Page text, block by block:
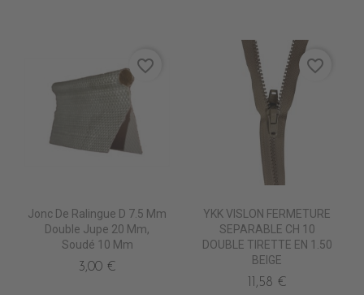
Jonc De Ralingue D 7.5 Mm
Double Jupe 20 Mm,
Soudé 10 Mm
3,00 €
favorite_border
YKK VISLON FERMETURE
SEPARABLE CH 10
DOUBLE TIRETTE EN 1.50
BEIGE
11,58 €
favorite_border